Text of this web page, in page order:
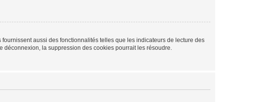
aussi des fonctionnalités telles que les indicateurs de lecture des
déconnexion, la suppression des cookies pourrait les résoudre.